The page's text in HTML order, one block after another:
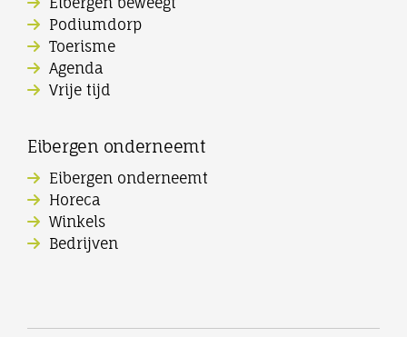
Podiumdorp
Toerisme
Agenda
Vrije tijd
Eibergen onderneemt
Eibergen onderneemt
Horeca
Winkels
Bedrijven